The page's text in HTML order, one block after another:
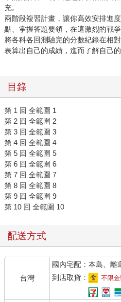
充。
兩階段複習計畫，讓你高效安排進
點、掌握答題要領，在這激烈的戰
將各科各回測驗完的分數紀錄在相
表算出自己的成績，進而了解自己的
目錄
第 1 回 全範圍 1
第 2 回 全範圍 2
第 3 回 全範圍 3
第 4 回 全範圍 4
第 5 回 全範圍 5
第 6 回 全範圍 6
第 7 回 全範圍 7
第 8 回 全範圍 8
第 9 回 全範圍 9
第 10 回 全範圍 10
配送方式
台灣
國內宅配：本島、離
到店取貨：
不限